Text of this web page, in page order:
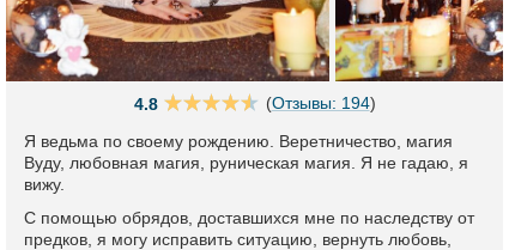
4.8 (Отзывы: 194)
Я ведьма по своему рождению. Веретничество, магия
Вуду, любовная магия, руническая магия. Я не гадаю, я
вижу.
С помощью обрядов, доставшихся мне по наследству от
предков, я могу исправить ситуацию, вернуть любовь,